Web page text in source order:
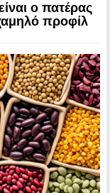
ο πατέρας
προφίλ